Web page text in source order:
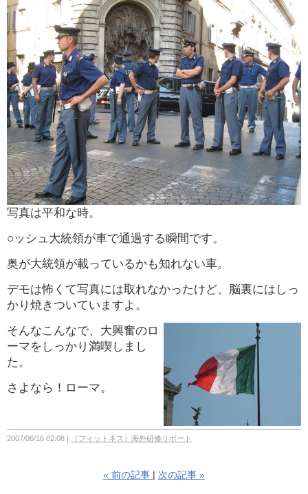
写真は平和な時。
○ッシュ大統領が車で通過する瞬間です。
奥が大統領が載っているかも知れない車。
デモは怖くて写真には取れなかったけど、脳裏にはしっ
かり焼きついていますよ。
そんなこんなで、大興奮のロ
ーマをしっかり満喫しまし
た。
さよなら！ローマ。
2007/06/16 02:08 ［フィットネス］海外研修リポート
« 前の記事 次の記事 »